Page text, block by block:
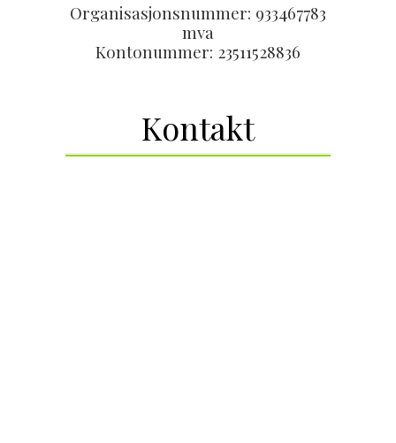
Organisasjonsnummer: 933467783
mva
Kontonummer: 23511528836
Kontakt